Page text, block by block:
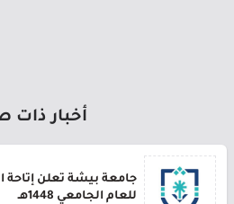
أخبار ذات
جامعة بيشة تعلن إتاحة
للعام الجامعي 1448هـ